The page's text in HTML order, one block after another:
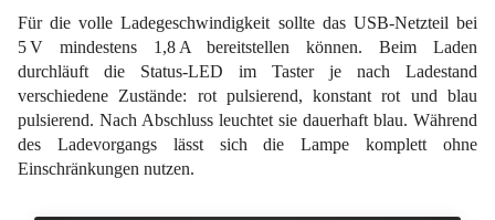
Für die volle Ladegeschwindigkeit sollte das USB-Netzteil bei
5 V mindestens 1,8 A bereitstellen können. Beim Laden
durchläuft die Status-LED im Taster je nach Ladestand
verschiedene Zustände: rot pulsierend, konstant rot und blau
pulsierend. Nach Abschluss leuchtet sie dauerhaft blau. Während
des Ladevorgangs lässt sich die Lampe komplett ohne
Einschränkungen nutzen.